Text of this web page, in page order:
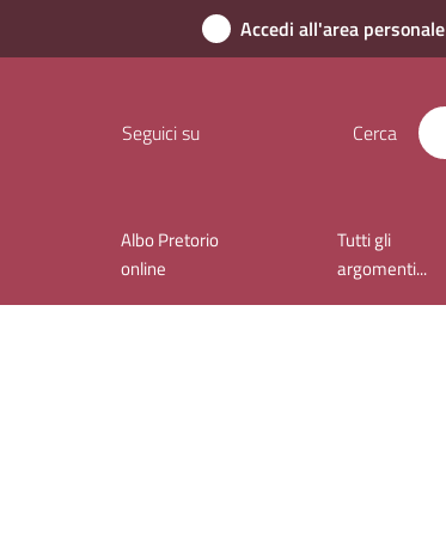
Accedi all'area personale
Seguici su Cerca
Albo Pretorio
online
Tutti gli
argomenti...